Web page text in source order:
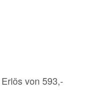
von 593,-